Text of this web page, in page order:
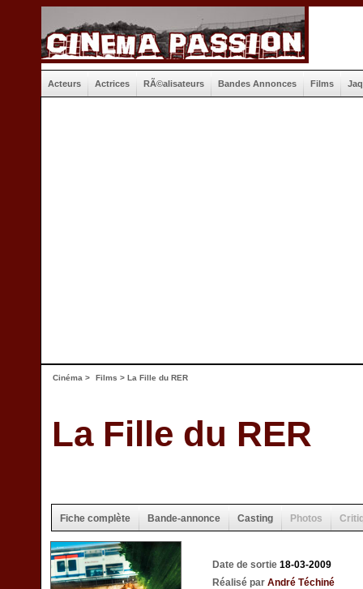
Acteurs Actrices RÃ©alisateurs Bandes Annonces Films
Cinéma > Films > La Fille du RER
La Fille du RER
Fiche complète Bande-annonce Casting Photos
Date de sortie 18-03-2009
Réalisé par André Téchiné